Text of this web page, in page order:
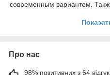
современным вариантом.
материалы, а также
небольших стоматологических
Про нас
98% позитивних з 64